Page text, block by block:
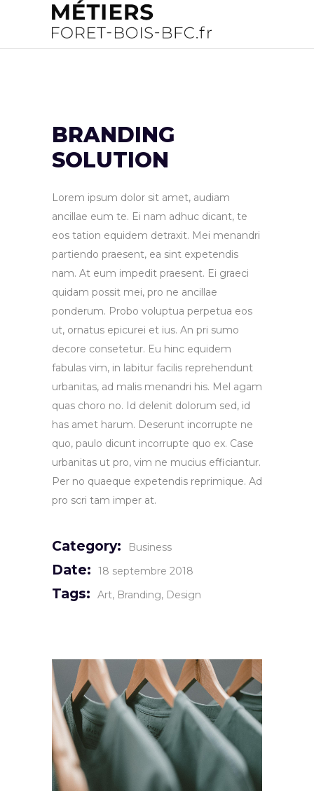
BRANDING
SOLUTION
Lorem ipsum dolor sit amet, audiam
ancillae eum te. Ei nam adhuc dicant, te
eos tation equidem detraxit. Mei menandri
partiendo praesent, ea sint expetendis
nam. At eum impedit praesent. Ei graeci
quidam possit mei, pro ne ancillae
ponderum. Probo voluptua perpetua eos
ut, ornatus epicurei et ius. An pri sumo
decore consetetur. Eu hinc equidem
fabulas vim, in labitur facilis reprehendunt
urbanitas, ad malis menandri his. Mel agam
quas choro no. Id delenit dolorum sed, id
has amet harum. Deserunt incorrupte ne
quo, paulo dicunt incorrupte quo ex. Case
urbanitas ut pro, vim ne mucius efficiantur.
Per no quaeque expetendis reprimique. Ad
pro scri tam imper at.
Category: Business
Date: 18 septembre 2018
Tags: Art Branding Design